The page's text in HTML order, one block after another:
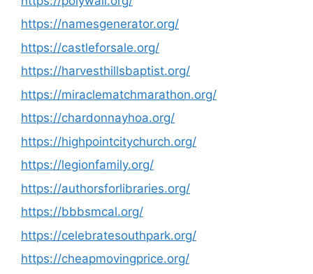
https://namesgenerator.org/
https://castleforsale.org/
https://harvesthillsbaptist.org/
https://miraclematchmarathon.org/
https://chardonnayhoa.org/
https://highpointcitychurch.org/
https://legionfamily.org/
https://authorsforlibraries.org/
https://bbbsmcal.org/
https://celebratesouthpark.org/
https://cheapmovingprice.org/